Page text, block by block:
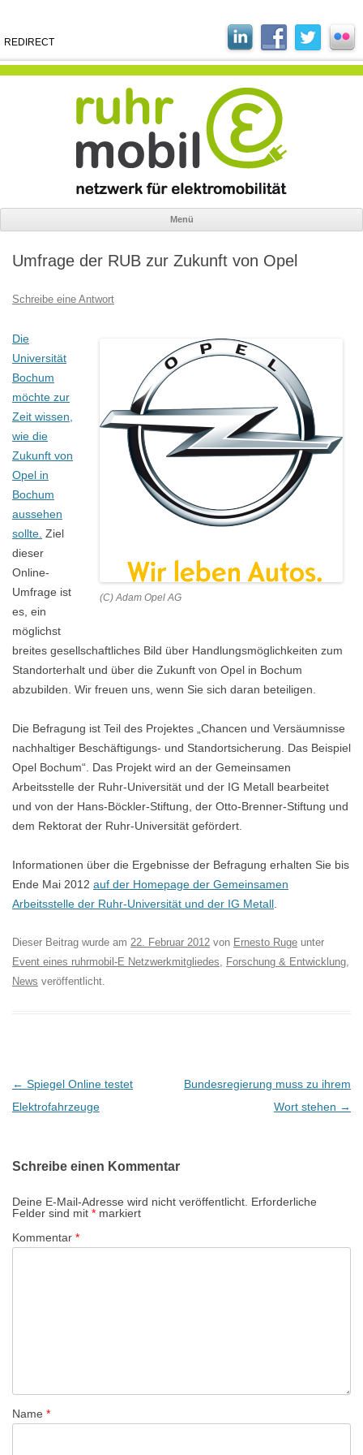
REDIRECT
Menü
springen
Umfrage der RUB zur Zukunft von Opel
Schreibe eine Antwort
(C) Adam Opel AG
Die
Universität
Bochum
möchte zur
Zeit wissen,
wie die
Zukunft von
Opel in
Bochum
aussehen
sollte. Ziel
dieser
Online-
Umfrage ist
es, ein
möglichst
breites gesellschaftliches Bild über Handlungsmöglichkeiten zum
Standorterhalt und über die Zukunft von Opel in Bochum
abzubilden. Wir freuen uns, wenn Sie sich daran beteiligen.
Die Befragung ist Teil des Projektes „Chancen und Versäumnisse
nachhaltiger Beschäftigungs- und Standortsicherung. Das Beispiel
Opel Bochum“. Das Projekt wird an der Gemeinsamen
Arbeitsstelle der Ruhr-Universität und der IG Metall bearbeitet
und von der Hans-Böckler-Stiftung, der Otto-Brenner-Stiftung und
dem Rektorat der Ruhr-Universität gefördert.
Informationen über die Ergebnisse der Befragung erhalten Sie bis
Ende Mai 2012 auf der Homepage der Gemeinsamen
Arbeitsstelle der Ruhr-Universität und der IG Metall
Dieser Beitrag wurde am 22. Februar 2012 von Ernesto Ruge unter
Event eines ruhrmobil-E Netzwerkmitgliedes, Forschung & Entwicklung,
News veröffentlicht.
B
e
r
a
g
s
t
← Spiegel Online testet
Elektrofahrzeuge
Bundesregierung muss zu ihrem
Wort stehen →
Schreibe einen Kommentar
Deine E-Mail-Adresse wird nicht veröffentlicht. Erforderliche
Felder sind mit * markiert
Kommentar *
Name *